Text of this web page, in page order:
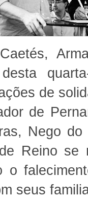
de
de
Nego
Reino se
o
seus